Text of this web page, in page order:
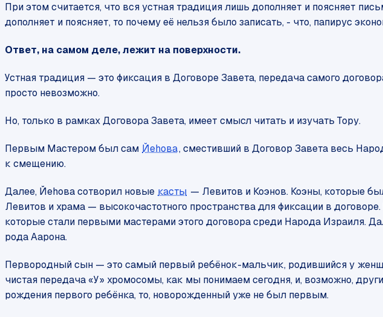
При этом считается, что вся устная традиция лишь дополняет и поясняет
дополняет и поясняет, то почему её нельзя было записать, - что, папирус
Ответ, на самом деле, лежит на поверхности.
Устная традиция — это фиксация в Договоре Завета, передача самого
просто невозможно.
Но, только в рамках Договора Завета, имеет смысл читать и изучать Тору.
Первым Мастером был сам Йеhова, сместивший в Договор Завета весь
к смещению.
Далее, Йеhова сотворил новые касты — Левитов и Коэнов. Коэны, которые
Левитов и храма — высокочастотного пространства для фиксации в
которые стали первыми мастерами этого договора среди Народа Израиля.
рода Аарона.
Первородный сын — это самый первый ребёнок-мальчик, родившийся у
чистая передача «У» хромосомы, как мы понимаем сегодня, и, возможно,
рождения первого ребёнка, то, новорожденный уже не был первым.